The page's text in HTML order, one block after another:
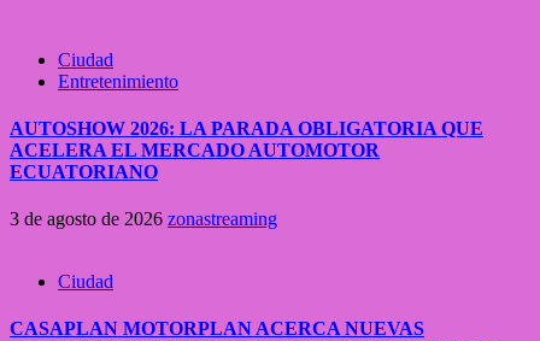
Ciudad
Entretenimiento
AUTOSHOW 2026: LA PARADA OBLIGATORIA QUE
ACELERA EL MERCADO AUTOMOTOR
ECUATORIANO
3 de agosto de 2026 zonastreaming
Ciudad
CASAPLAN MOTORPLAN ACERCA NUEVAS